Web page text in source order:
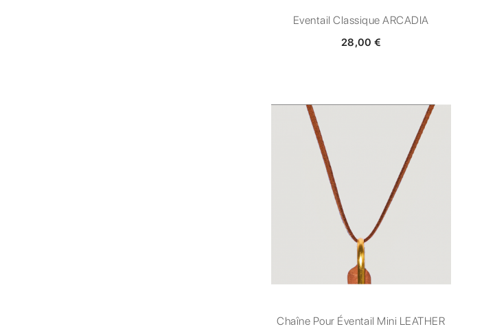
Eventail Classique ARCADIA
28,00 €
Chaîne Pour Éventail Mini LEATHER